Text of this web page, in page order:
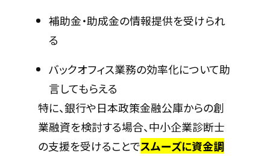
補助金・助成金の情報提供を受けられ
る
バックオフィス業務の効率化について助
言してもらえる
特に、銀行や日本政策金融公庫からの創
業融資を検討する場合、中小企業診断士
の支援を受けることでスムーズに資金調